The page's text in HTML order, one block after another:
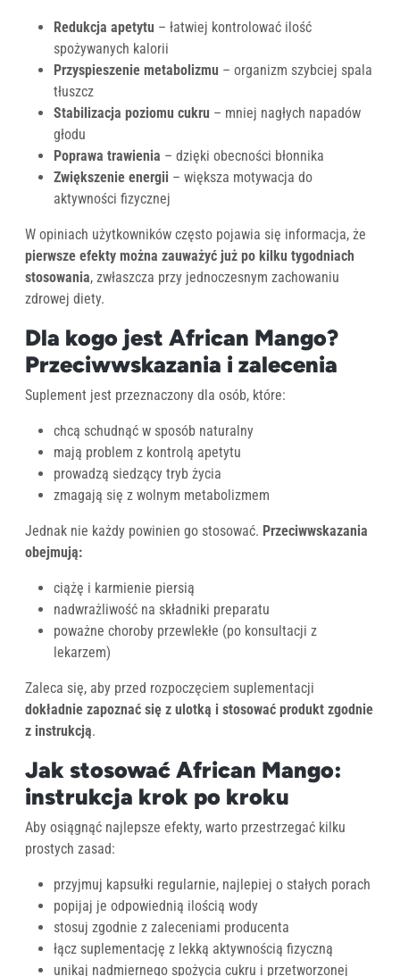
Redukcja apetytu – łatwiej kontrolować ilość
spożywanych kalorii
Przyspieszenie metabolizmu – organizm szybciej spala
tłuszcz
Stabilizacja poziomu cukru – mniej nagłych napadów
głodu
Poprawa trawienia – dzięki obecności błonnika
Zwiększenie energii – większa motywacja do
aktywności fizycznej
W opiniach użytkowników często pojawia się informacja, że
pierwsze efekty można zauważyć już po kilku tygodniach
stosowania, zwłaszcza przy jednoczesnym zachowaniu
zdrowej diety.
Dla kogo jest African Mango?
Przeciwwskazania i zalecenia
Suplement jest przeznaczony dla osób, które:
chcą schudnąć w sposób naturalny
mają problem z kontrolą apetytu
prowadzą siedzący tryb życia
zmagają się z wolnym metabolizmem
Jednak nie każdy powinien go stosować. Przeciwwskazania
obejmują:
ciążę i karmienie piersią
nadwrażliwość na składniki preparatu
poważne choroby przewlekłe (po konsultacji z
lekarzem)
Zaleca się, aby przed rozpoczęciem suplementacji
dokładnie zapoznać się z ulotką i stosować produkt zgodnie
z instrukcją.
Jak stosować African Mango:
instrukcja krok po kroku
Aby osiągnąć najlepsze efekty, warto przestrzegać kilku
prostych zasad:
przyjmuj kapsułki regularnie, najlepiej o stałych porach
popijaj je odpowiednią ilością wody
stosuj zgodnie z zaleceniami producenta
łącz suplementację z lekką aktywnością fizyczną
unikaj nadmiernego spożycia cukru i przetworzonej